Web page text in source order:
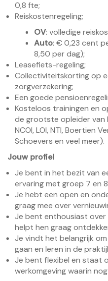
0,8 fte;
Reiskostenregeling;
OV: volledige
Auto: € 0,23 cent
8,50 per dag);
Leasefiets-regeling;
Collectiviteitskorting op
zorgverzekering;
Een goede
Kosteloos trainingen en
de grootste opleider van
NCOI, LOI, NTI, Boertien
Schoevers en veel meer).
Jouw profiel
Je bent in het bezit van
ervaring met groep 7 en
Je hebt een open en
graag mee over
Je bent enthousiast over
helpt hen graag
Je vindt het belangrijk
gaan en leren in de
Je bent flexibel en staat
werkomgeving waarin